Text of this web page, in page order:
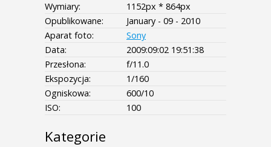
Wymiary:
1152px * 864px
Opublikowane:
January - 09 - 2010
Aparat foto:
Sony
Data:
2009:09:02 19:51:38
Przesłona:
f/11.0
Ekspozycja:
1/160
Ogniskowa:
600/10
ISO:
100
Kategorie